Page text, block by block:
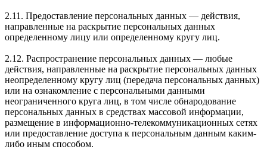
2.11. Предоставление персональных данных — действия,
направленные на раскрытие персональных данных
определенному лицу или определенному кругу лиц.
2.12. Распространение персональных данных — любые
действия, направленные на раскрытие персональных данных
неопределенному кругу лиц (передача персональных данных)
или на ознакомление с персональными данными
неограниченного круга лиц, в том числе обнародование
персональных данных в средствах массовой информации,
размещение в информационно-телекоммуникационных сетях
или предоставление доступа к персональным данным каким-
либо иным способом.